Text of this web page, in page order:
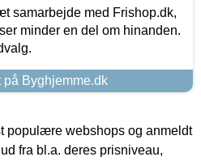
samarbejde med Frishop.dk,
minder en del om hinanden.
på Byghjemme.dk
populære webshops og anmeldt
fra bl.a. deres prisniveau,